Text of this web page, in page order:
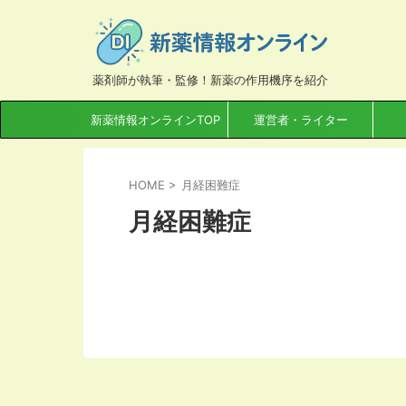
薬剤師が執筆・監修！新薬の作用機序を紹介
新薬情報オンラインTOP 運営者・ライター
HOME > 月経困難症
月経困難症